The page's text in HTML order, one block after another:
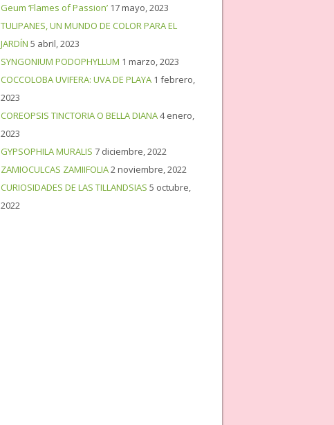
Geum ‘Flames of Passion’ 17 mayo, 2023
TULIPANES, UN MUNDO DE COLOR PARA EL
JARDÍN 5 abril, 2023
SYNGONIUM PODOPHYLLUM 1 marzo, 2023
COCCOLOBA UVIFERA: UVA DE PLAYA 1 febrero,
2023
COREOPSIS TINCTORIA O BELLA DIANA4 enero,
2023
GYPSOPHILA MURALIS 7 diciembre, 2022
ZAMIOCULCAS ZAMIIFOLIA2 noviembre, 2022
CURIOSIDADES DE LAS TILLANDSIAS 5 octubre,
2022